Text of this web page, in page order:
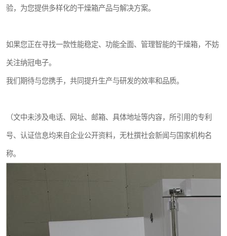
验，为您提供多样化的干燥箱产品与解决方案。
如果您正在寻找一款性能稳定、功能全面、管理智能的干燥箱，不妨
关注纳冠电子。
我们期待与您携手，共同提升生产与研发的效率和品质。
（文中未涉及电话、网址、邮箱、具体地址等内容，所引用的专利
号、认证信息均来自企业公开资料，无杜撰社会新闻与国家机构名
称。